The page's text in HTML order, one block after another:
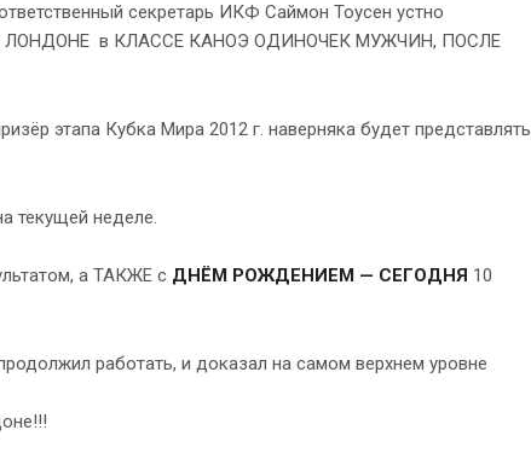
секретарь ИКФ Саймон Тоусен устно
ЛОНДОНЕ в КЛАССЕ КАНОЭ ОДИНОЧЕК МУЖЧИН, ПОСЛЕ
этапа Кубка Мира 2012 г. наверняка будет представлять
текущей неделе.
а ТАКЖЕ с ДНЁМ РОЖДЕНИЕМ — СЕГОДНЯ 10
работать, и доказал на самом верхнем уровне